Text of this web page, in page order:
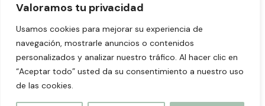
Valoramos tu privacidad
Usamos cookies para mejorar su experiencia de
navegación, mostrarle anuncios o contenidos
personalizados y analizar nuestro tráfico. Al hacer clic en
“Aceptar todo” usted da su consentimiento a nuestro uso
de las cookies.